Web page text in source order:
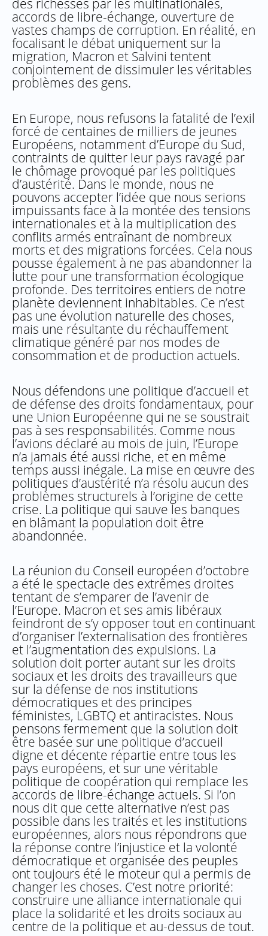
des richesses par les multinationales,
accords de libre-échange, ouverture de
vastes champs de corruption. En réalité, en
focalisant le débat uniquement sur la
migration, Macron et Salvini tentent
conjointement de dissimuler les véritables
problèmes des gens.
En Europe, nous refusons la fatalité de l’exil
forcé de centaines de milliers de jeunes
Européens, notamment d’Europe du Sud,
contraints de quitter leur pays ravagé par
le chômage provoqué par les politiques
d’austérité. Dans le monde, nous ne
pouvons accepter l’idée que nous serions
impuissants face à la montée des tensions
internationales et à la multiplication des
conflits armés entraînant de nombreux
morts et des migrations forcées. Cela nous
pousse également à ne pas abandonner la
lutte pour une transformation écologique
profonde. Des territoires entiers de notre
planète deviennent inhabitables. Ce n’est
pas une évolution naturelle des choses,
mais une résultante du réchauffement
climatique généré par nos modes de
consommation et de production actuels.
Nous défendons une politique d’accueil et
de défense des droits fondamentaux, pour
une Union Européenne qui ne se soustrait
pas à ses responsabilités. Comme nous
l’avions déclaré au mois de juin, l’Europe
n’a jamais été aussi riche, et en même
temps aussi inégale. La mise en œuvre des
politiques d’austérité n’a résolu aucun des
problèmes structurels à l’origine de cette
crise. La politique qui sauve les banques
en blâmant la population doit être
abandonnée.
La réunion du Conseil européen d’octobre
a été le spectacle des extrêmes droites
tentant de s’emparer de l’avenir de
l’Europe. Macron et ses amis libéraux
feindront de s’y opposer tout en continuant
d’organiser l’externalisation des frontières
et l’augmentation des expulsions. La
solution doit porter autant sur les droits
sociaux et les droits des travailleurs que
sur la défense de nos institutions
démocratiques et des principes
féministes, LGBTQ et antiracistes. Nous
pensons fermement que la solution doit
être basée sur une politique d’accueil
digne et décente répartie entre tous les
pays européens, et sur une véritable
politique de coopération qui remplace les
accords de libre-échange actuels. Si l’on
nous dit que cette alternative n’est pas
possible dans les traités et les institutions
européennes, alors nous répondrons que
la réponse contre l’injustice et la volonté
démocratique et organisée des peuples
ont toujours été le moteur qui a permis de
changer les choses. C’est notre priorité:
construire une alliance internationale qui
place la solidarité et les droits sociaux au
centre de la politique et au-dessus de tout.